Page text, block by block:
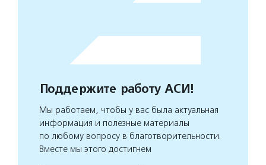
Поддержите работу АСИ!
Мы работаем, чтобы у вас была актуальная
информация и полезные материалы
по любому вопросу в благотворительности.
Вместе мы этого достигнем